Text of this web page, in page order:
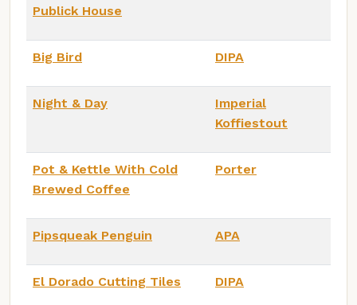
Publick House
Big Bird DIPA
Night & Day
Imperial
Koffiestout
Pot & Kettle With Cold
Brewed Coffee
Porter
Pipsqueak Penguin APA
El Dorado Cutting Tiles DIPA